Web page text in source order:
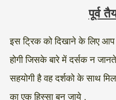
पूर्व
इस ट्रिक को दिखाने के लिए
होगी जिसके बारे में दर्सक न
सहयोगी है वह दर्शको के साथ
का एक हिस्सा बन जाये .